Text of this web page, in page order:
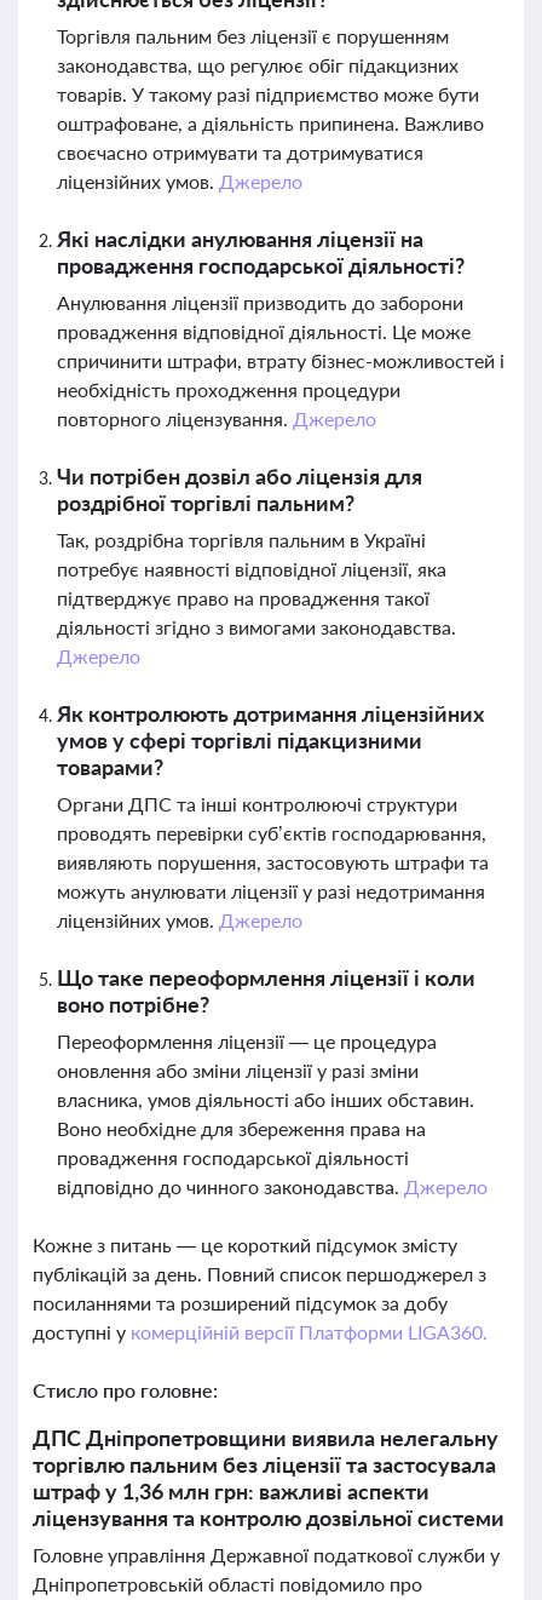
Торгівля пальним без ліцензії є порушенням
законодавства, що регулює обіг підакцизних
товарів. У такому разі підприємство може бути
оштрафоване, а діяльність припинена. Важливо
своєчасно отримувати та дотримуватися
ліцензійних умов. Джерело
Які наслідки анулювання ліцензії на
провадження господарської діяльності?
Анулювання ліцензії призводить до заборони
провадження відповідної діяльності. Це може
спричинити штрафи, втрату бізнес-можливостей і
необхідність проходження процедури
повторного ліцензування. Джерело
Чи потрібен дозвіл або ліцензія для
роздрібної торгівлі пальним?
Так, роздрібна торгівля пальним в Україні
потребує наявності відповідної ліцензії, яка
підтверджує право на провадження такої
діяльності згідно з вимогами законодавства.
Джерело
Як контролюють дотримання ліцензійних
умов у сфері торгівлі підакцизними
товарами?
Органи ДПС та інші контролюючі структури
проводять перевірки суб’єктів господарювання,
виявляють порушення, застосовують штрафи та
можуть анулювати ліцензії у разі недотримання
ліцензійних умов. Джерело
Що таке переоформлення ліцензії і коли
воно потрібне?
Переоформлення ліцензії — це процедура
оновлення або зміни ліцензії у разі зміни
власника, умов діяльності або інших обставин.
Воно необхідне для збереження права на
провадження господарської діяльності
відповідно до чинного законодавства. Джерело
Кожне з питань — це короткий підсумок змісту
публікацій за день. Повний список першоджерел з
посиланнями та розширений підсумок за добу
доступні у комерційній версії Платформи LIGA360.
Стисло про головне:
ДПС Дніпропетровщини виявила нелегальну
торгівлю пальним без ліцензії та застосувала
штраф у 1,36 млн грн: важливі аспекти
ліцензування та контролю дозвільної системи
Головне управління Державної податкової служби у
Дніпропетровській області повідомило про